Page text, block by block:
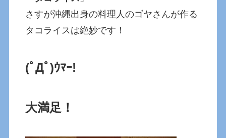
さすが沖縄出身の料理人のゴヤさんが作る
タコライスは絶妙です！
(ﾟДﾟ)ｳﾏｰ!
大満足！